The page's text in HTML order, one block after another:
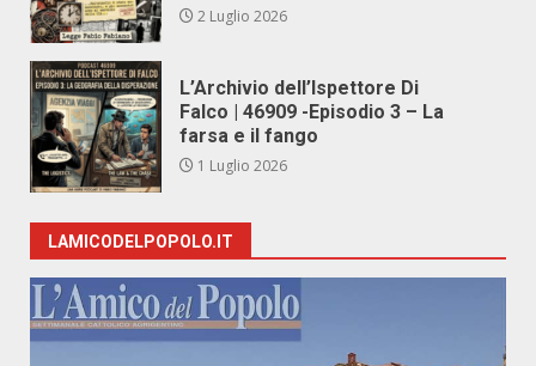
2 Luglio 2026
L’Archivio dell’Ispettore Di
Falco | 46909 -Episodio 3 – La
farsa e il fango
1 Luglio 2026
LAMICODELPOPOLO.IT